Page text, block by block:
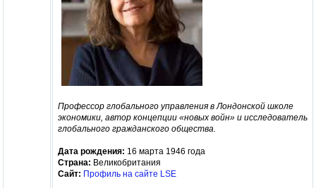
Профессор глобального управления в Лондонской школе
экономики, автор концепции «новых войн» и исследователь
глобального гражданского общества.
Дата рождения: 16 марта 1946 года
Страна: Великобритания
Сайт: Профиль на сайте LSE